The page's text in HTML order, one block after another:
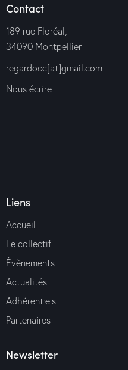
Contact
189 rue Floréal,
34090 Montpellier
regardocc[at]gmail.com
Nous écrire
Liens
Accueil
Le collectif
Évènements
Actualités
Adhérent·e·s
Partenaires
Newsletter